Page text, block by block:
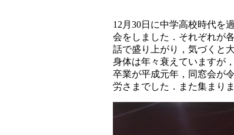
12月30日に中学高校時代を
会をしました．それぞれが
話で盛り上がり，気づくと
身体は年々衰えていますが
卒業が平成元年，同窓会が
労さまでした．また集まり